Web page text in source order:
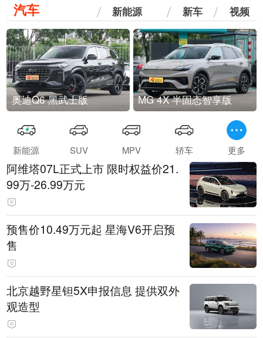
汽车 新能源 新车 视频
奥迪Q6 黑武士版 MG 4X 半固态智享版
新能源 SUV MPV 轿车 更多
阿维塔07L正式上市 限时权益价21.
99万-26.99万元
预售价10.49万元起 星海V6开启预
售
北京越野星钽5X申报信息 提供双外
观造型